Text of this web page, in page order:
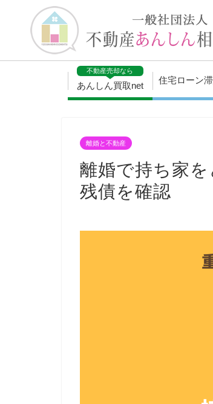
不動産売却なら
あんしん買取net
住宅ローン
離婚と不動産
離婚で持ち家
残債を確認